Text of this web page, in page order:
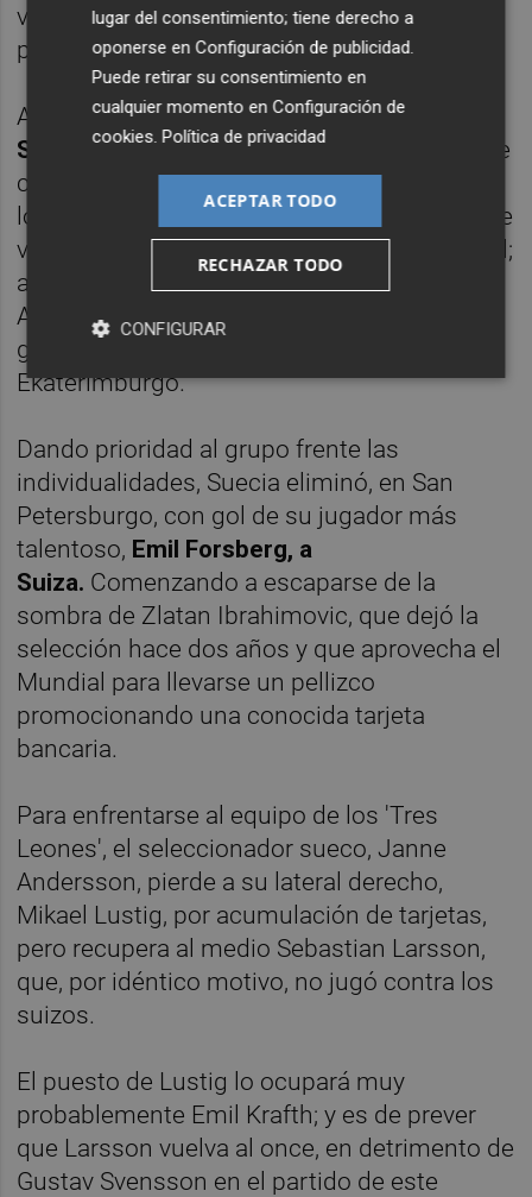
venía de proclamarse campeona mundial
por cuarta vez hace cuatro años, en Brasil.
Arrancó ganando por la mínima aCorea del
Sur (1-0)en Nizhny Novgorod, precisamente
con gol de penalti de Granqvist, en uno de
los primeros partidos en el que el sistema de
videoarbitraje (VAR) jugó un papel primordial;
antes de caer en el minuto 95 en Sochi ante
Alemania (1-2) y certificar el primer puesto
ganando con claridad a México (3-0) en
Ekaterimburgo.
Dando prioridad al grupo frente las
individualidades, Suecia eliminó, en San
Petersburgo, con gol de su jugador más
talentoso, Emil Forsberg, a
Suiza. Comenzando a escaparse de la
sombra de Zlatan Ibrahimovic, que dejó la
selección hace dos años y que aprovecha el
Mundial para llevarse un pellizco
promocionando una conocida tarjeta
bancaria.
Para enfrentarse al equipo de los 'Tres
Leones', el seleccionador sueco, Janne
Andersson, pierde a su lateral derecho,
Mikael Lustig, por acumulación de tarjetas,
pero recupera al medio Sebastian Larsson,
que, por idéntico motivo, no jugó contra los
suizos.
El puesto de Lustig lo ocupará muy
probablemente Emil Krafth; y es de prever
que Larsson vuelva al once, en detrimento de
Gustav Svensson en el partido de este
lugar del consentimiento; tiene derecho a
oponerse enConfiguración de publicidad.
Puede retirar su consentimiento en
cualquier momento enConfiguración de
cookies.Política de privacidad
ACEPTAR TODO
RECHAZAR TODO
CONFIGURAR